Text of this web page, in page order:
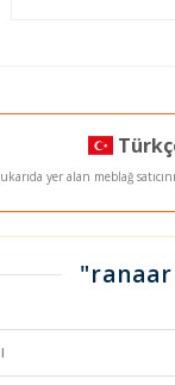
yer alan meblağ